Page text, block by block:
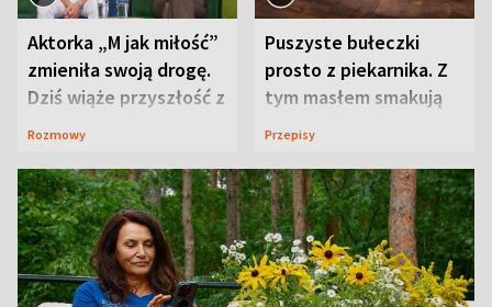
Aktorka „M jak miłość”
zmieniła swoją drogę.
Dziś wiąże przyszłość z
neurobiologią
Rozmowy
Puszyste bułeczki
prosto z piekarnika. Z
tym masłem smakują
jeszcze lepiej
Przepisy